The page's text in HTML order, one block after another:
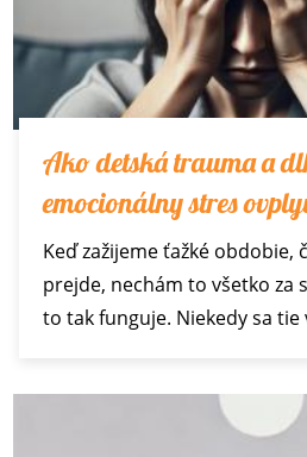
Ako detská trauma a
emocionálny stres
Keď zažijeme ťažké obdobie,
prejde, nechám to všetko za sebou.“
to tak funguje. Niekedy sa tie